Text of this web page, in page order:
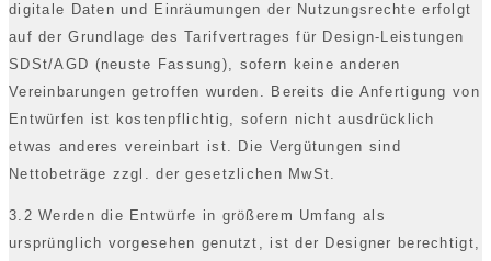
digitale Daten und Einräumungen der Nutzungsrechte erfolgt
auf der Grundlage des Tarifvertrages für Design-Leistungen
SDSt/AGD (neuste Fassung), sofern keine anderen
Vereinbarungen getroffen wurden. Bereits die Anfertigung von
Entwürfen ist kostenpflichtig, sofern nicht ausdrücklich
etwas anderes vereinbart ist. Die Vergütungen sind
Nettobeträge zzgl. der gesetzlichen MwSt.
3.2 Werden die Entwürfe in größerem Umfang als
ursprünglich vorgesehen genutzt, ist der Designer berechtigt,